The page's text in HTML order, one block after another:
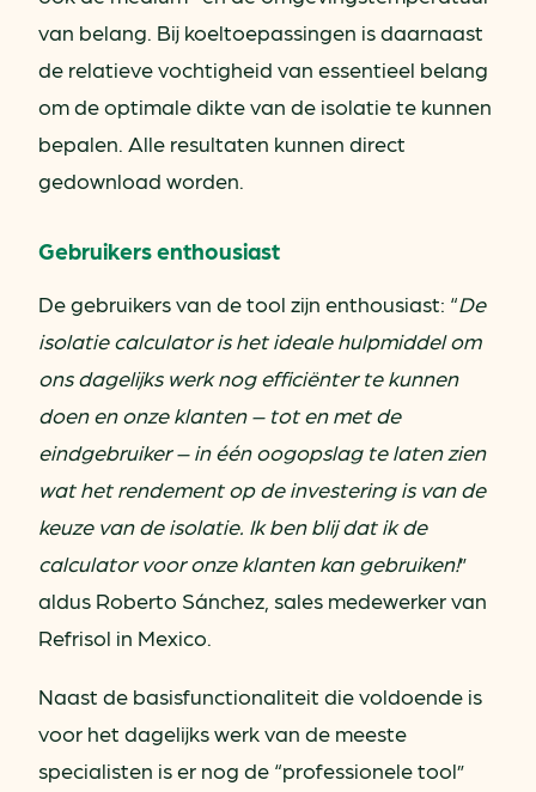
van belang. Bij koeltoepassingen is daarnaast
de relatieve vochtigheid van essentieel belang
om de optimale dikte van de isolatie te kunnen
bepalen. Alle resultaten kunnen direct
gedownload worden.
Gebruikers enthousiast
De gebruikers van de tool zijn enthousiast: “De
isolatie calculator is het ideale hulpmiddel om
ons dagelijks werk nog efficiënter te kunnen
doen en onze klanten – tot en met de
eindgebruiker – in één oogopslag te laten zien
wat het rendement op de investering is van de
keuze van de isolatie. Ik ben blij dat ik de
calculator voor onze klanten kan gebruiken!”
aldus Roberto Sánchez, sales medewerker van
Refrisol in Mexico.
Naast de basisfunctionaliteit die voldoende is
voor het dagelijks werk van de meeste
specialisten is er nog de “professionele tool”